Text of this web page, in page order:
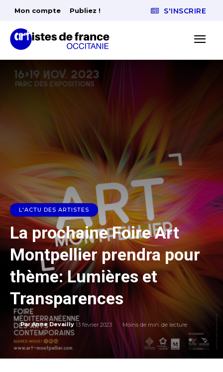
Mon compte Publiez ! S'INSCRIRE
L'ACTU DES ARTISTES
La prochaine Foire Art
Montpellier prendra pour
thème: Lumières et
Transparences
Par Anne Devailly 13 février 2023 Moins de min. de lecture